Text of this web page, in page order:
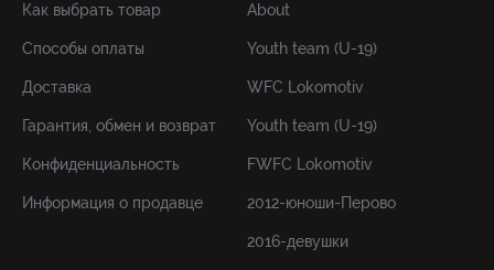
Как выбрать товар
Способы оплаты
Доставка
Гарантия, обмен и возврат
Конфиденциальность
Информация о продавце
About
Youth team (U-19)
WFC Lokomotiv
Youth team (U-19)
FWFC Lokomotiv
2012-юноши-Перово
2016-девушки